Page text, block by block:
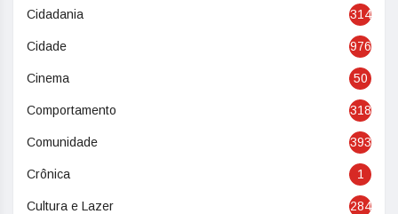
Cidadania 314
Cidade 976
Cinema 50
Comportamento 318
Comunidade 393
Crônica 1
Cultura e Lazer 284